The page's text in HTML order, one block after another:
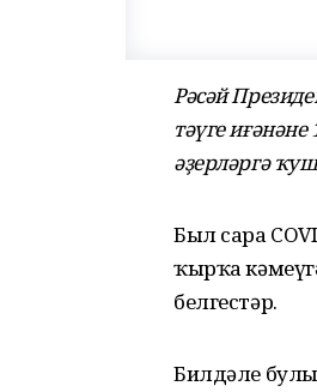
Рәсәй
тәүге
әҙерләргә
Был сара
ҡырҡа
белгестәр.
Билдәле